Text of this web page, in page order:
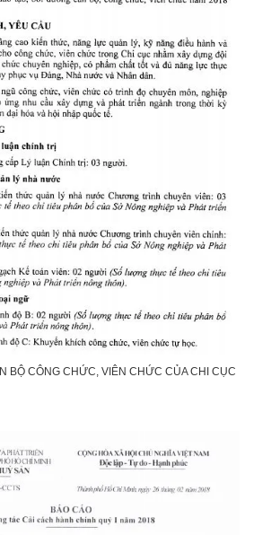
BỘ CÔNG CHỨC, VIÊN CHỨC CỦA CHI CỤC